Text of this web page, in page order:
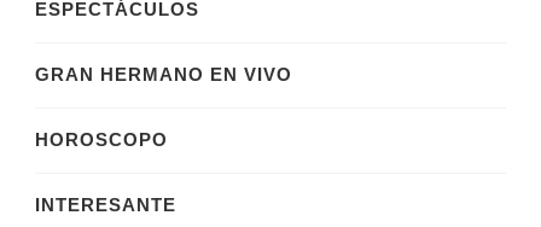
ESPECTÁCULOS
GRAN HERMANO EN VIVO
HOROSCOPO
INTERESANTE